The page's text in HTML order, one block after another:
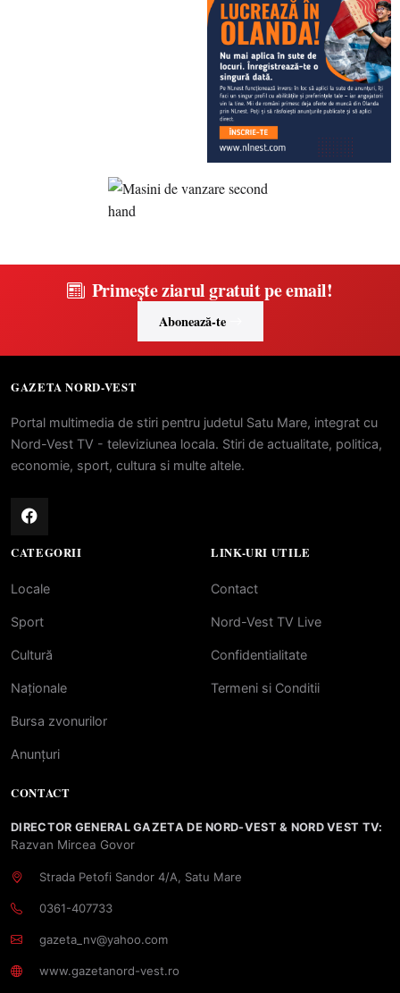
Primește ziarul gratuit pe email!
Abonează-te
GAZETA NORD-VEST
Portal multimedia de stiri pentru judetul Satu Mare, integrat cu
Nord-Vest TV - televiziunea locala. Stiri de actualitate, politica,
economie, sport, cultura si multe altele.
CATEGORII
Locale
Sport
Cultură
Naționale
Bursa zvonurilor
Anunțuri
LINK-URI UTILE
Contact
Nord-Vest TV Live
Confidentialitate
Termeni si Conditii
CONTACT
DIRECTOR GENERAL GAZETA DE NORD-VEST & NORD VEST TV:
Razvan Mircea Govor
Strada Petofi Sandor 4/A, Satu Mare
0361-407733
gazeta_nv@yahoo.com
www.gazetanord-vest.ro